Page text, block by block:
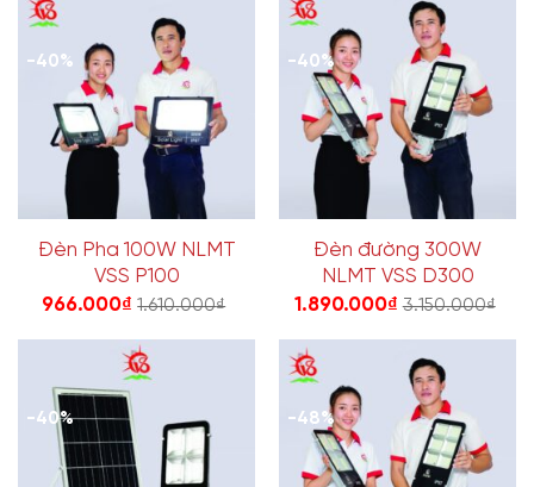
-40%
Đèn Pha 100W NLMT
VSS P100
966.000₫ 1.610.000₫
-40%
Đèn đường 300W
NLMT VSS D300
1.890.000₫ 3.150.000₫
-40% -48%